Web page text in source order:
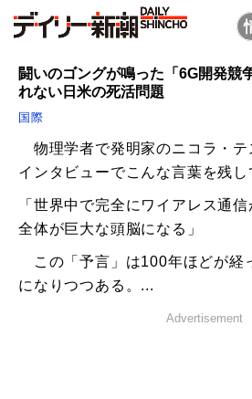
闘いのゴングが鳴った「6G開発
れない日米の死活問題
国際
物理学者で発明家のニコラ・テ
インタビューでこんな言葉を残し
「世界中で完全にワイアレス通
全体が巨大な頭脳になる」
この「予言」は100年ほどが経
になりつつある。...
Advertisement